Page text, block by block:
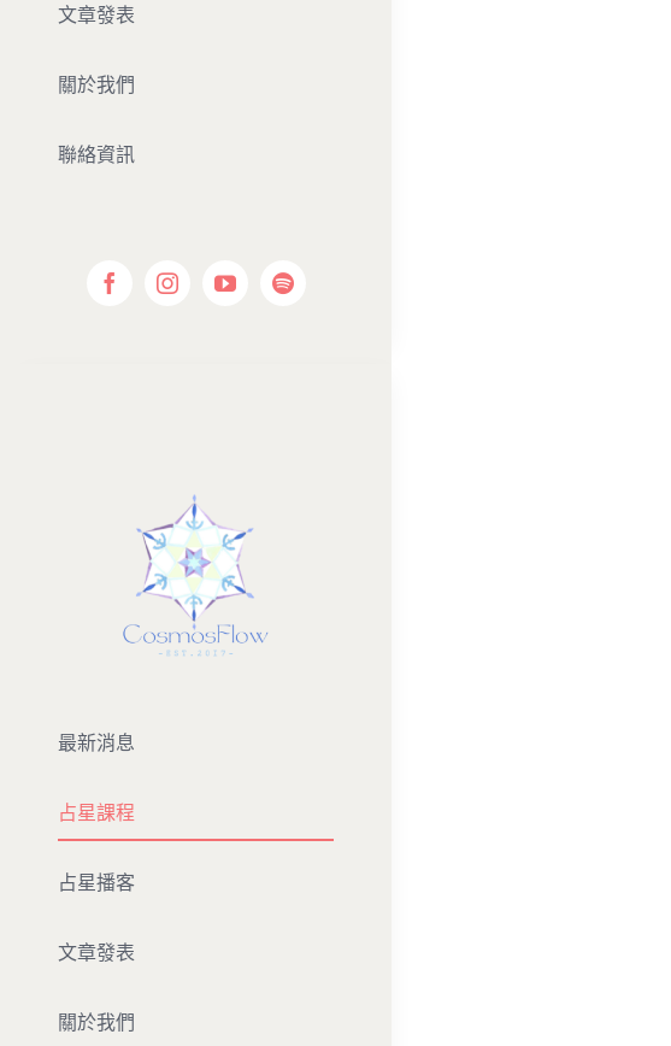
文章發表
關於我們
聯絡資訊
最新消息
占星課程
占星播客
文章發表
關於我們